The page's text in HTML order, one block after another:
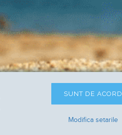
SUNT DE ACORD
Modifica setarile